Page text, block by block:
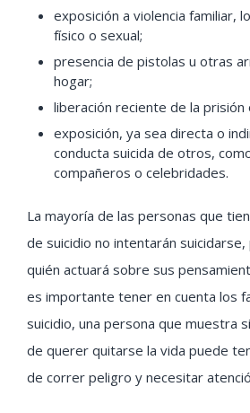
exposición a violencia familiar,
físico o sexual;
presencia de pistolas u otras
hogar;
liberación reciente de la prisión
exposición, ya sea directa o
conducta suicida de otros,
compañeros o celebridades.
La mayoría de las personas que
de suicidio no intentarán
quién actuará sobre sus
es importante tener en cuenta los
suicidio, una persona que muestra
de querer quitarse la vida puede
de correr peligro y necesitar